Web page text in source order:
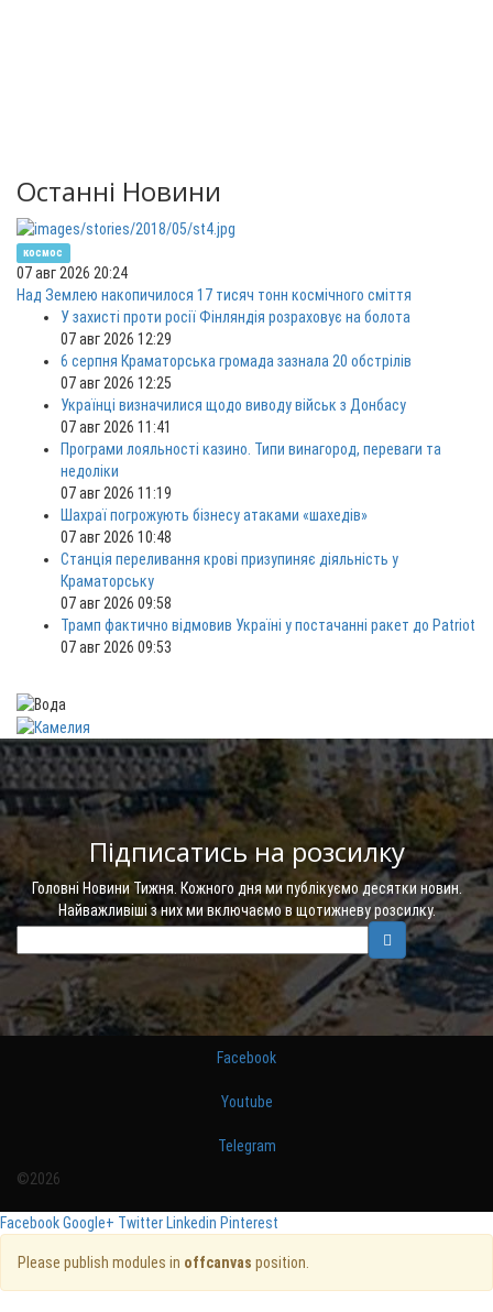
Останні Новини
космос
07 авг 2026 20:24
Над Землею накопичилося 17 тисяч тонн космічного сміття
У захисті проти росії Фінляндія розраховує на болота
07 авг 2026 12:29
6 серпня Краматорська громада зазнала 20 обстрілів
07 авг 2026 12:25
Українці визначилися щодо виводу військ з Донбасу
07 авг 2026 11:41
Програми лояльності казино. Типи винагород, переваги та
недоліки
07 авг 2026 11:19
Шахраї погрожують бізнесу атаками «шахедів»
07 авг 2026 10:48
Станція переливання крові призупиняє діяльність у
Краматорську
07 авг 2026 09:58
Трамп фактично відмовив Україні у постачанні ракет до Patriot
07 авг 2026 09:53
Підписатись на розсилку
Головні Новини Тижня. Кожного дня ми публікуємо десятки новин.
Найважливіші з них ми включаємо в щотижневу розсилку.
Facebook
Youtube
Telegram
©2026
FacebookGoogle+ Twitter Linkedin Pinterest
Please publish modules in offcanvas position.